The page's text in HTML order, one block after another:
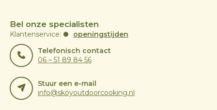
Bel onze specialisten
Klantenservice:
openingstijden
Telefonisch contact
06 – 51 89 84 56
Stuur een e-mail
info@skoyoutdoorcooking.nl